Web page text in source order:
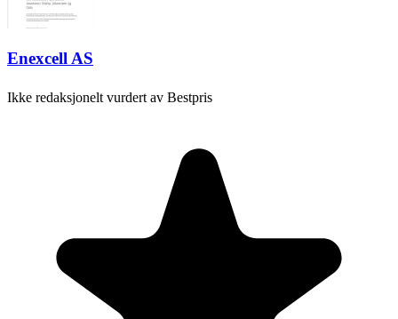
Enexcell AS
Ikke redaksjonelt vurdert av Bestpris